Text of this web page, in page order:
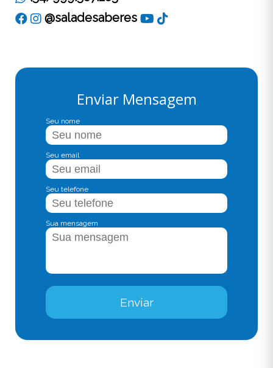
Enviar Mensagem
Seu nome
Seu email
Seu telefone
Sua mensagem
Enviar
@saladesaberes